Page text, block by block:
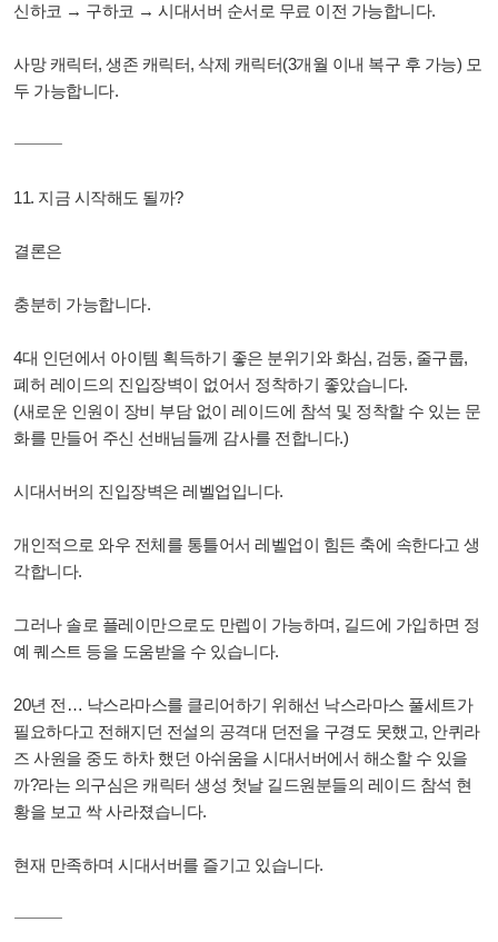
신하코 → 구하코 → 시대서버 순서로 무료 이전 가능합니다.
사망 캐릭터, 생존 캐릭터, 삭제 캐릭터(3개월 이내 복구 후 가능) 모
두 가능합니다.
⸻
11. 지금 시작해도 될까?
결론은
충분히 가능합니다.
4대 인던에서 아이템 획득하기 좋은 분위기와 화심, 검둥, 줄구룹,
폐허 레이드의 진입장벽이 없어서 정착하기 좋았습니다.
(새로운 인원이 장비 부담 없이 레이드에 참석 및 정착할 수 있는 문
화를 만들어 주신 선배님들께 감사를 전합니다.)
시대서버의 진입장벽은 레벨업입니다.
개인적으로 와우 전체를 통틀어서 레벨업이 힘든 축에 속한다고 생
각합니다.
그러나 솔로 플레이만으로도 만렙이 가능하며, 길드에 가입하면 정
예 퀘스트 등을 도움받을 수 있습니다.
20년 전… 낙스라마스를 클리어하기 위해선 낙스라마스 풀세트가
필요하다고 전해지던 전설의 공격대 던전을 구경도 못했고, 안퀴라
즈 사원을 중도 하차 했던 아쉬움을 시대서버에서 해소할 수 있을
까?라는 의구심은 캐릭터 생성 첫날 길드원분들의 레이드 참석 현
황을 보고 싹 사라졌습니다.
현재 만족하며 시대서버를 즐기고 있습니다.
⸻